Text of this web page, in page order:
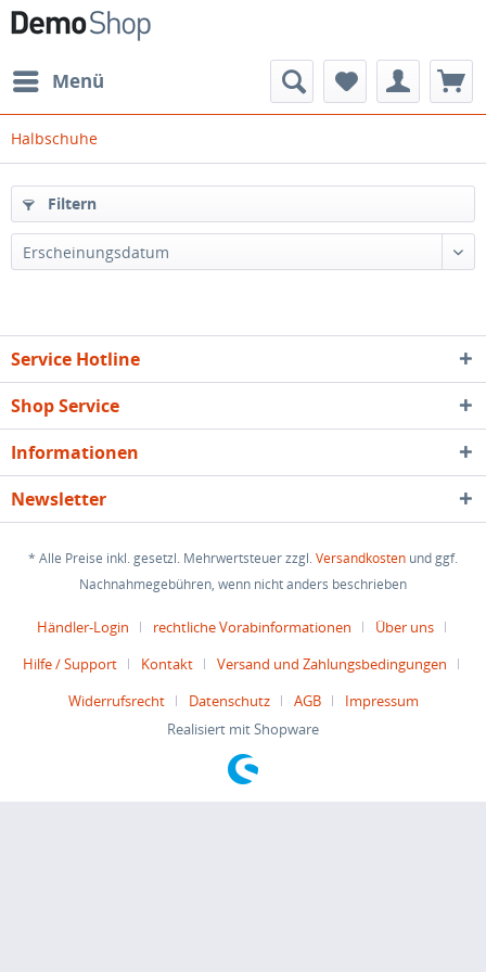
Menü
Halbschuhe
Filtern
Erscheinungsdatum
Service Hotline
Shop Service
Informationen
Newsletter
* Alle Preise inkl. gesetzl. Mehrwertsteuer zzgl.Versandkosten und ggf.
Nachnahmegebühren, wenn nicht anders beschrieben
Händler-Login rechtliche Vorabinformationen
Über uns
Hilfe / Support
Kontakt
Versand und Zahlungsbedingungen
Widerrufsrecht
Datenschutz AGB
Impressum
Realisiert mit Shopware